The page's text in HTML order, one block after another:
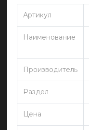
Артикул
Наименование
Производитель
Раздел
Цена